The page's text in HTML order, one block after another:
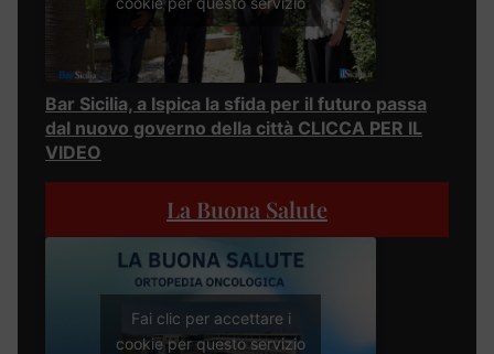
Bar Sicilia, a Ispica la sfida per il futuro passa
dal nuovo governo della città CLICCA PER IL
VIDEO
La Buona Salute
Fai clic per accettare i
cookie per questo servizio